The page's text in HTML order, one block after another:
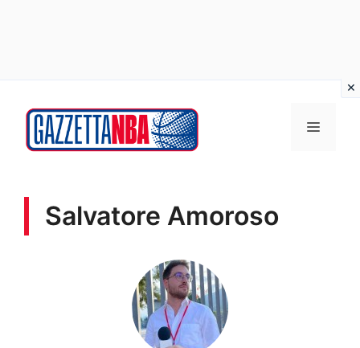
contenuto
MENU
Salvatore Amoroso